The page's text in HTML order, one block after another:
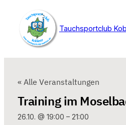
Tauchsportclub
« Alle Veranstaltungen
Training im
26.10. @ 19:00 – 21:00